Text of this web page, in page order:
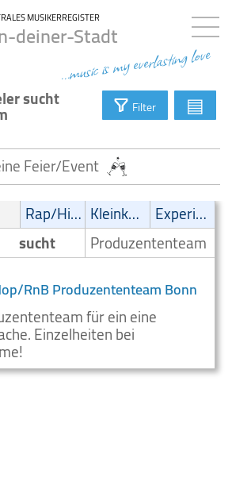
MUSIKERREGISTER
deiner-Stadt
...music is my everlasting love
sucht Filter ▤
Feier/Event
Rap/Hip-Hop/RnB Kleinkunst/Variétés
Experimental
sucht Produzententeam
RnB Produzententeam Bonn
für ein eine
Einzelheiten bei